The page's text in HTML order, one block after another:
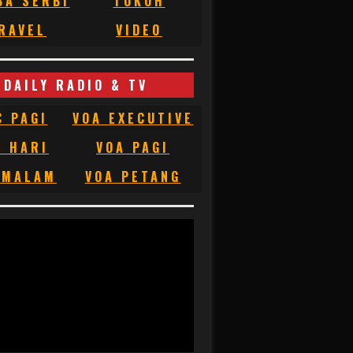
VIDEO
DAILY RADIO & TV
PAGI
VOA EXECUTIVE
HARI
VOA PAGI
VOA PETANG